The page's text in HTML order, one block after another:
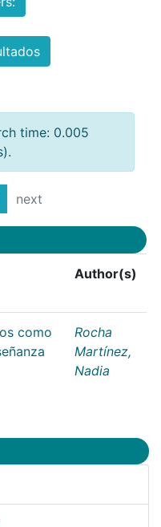
time: 0.005
next
Author(s)
como
Rocha
Martínez,
Nadia